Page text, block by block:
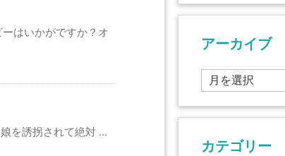
はいかがですか？オ
を誘拐されて絶対 ...
アーカイブ
ア
ー
カ
イ
カテゴリー